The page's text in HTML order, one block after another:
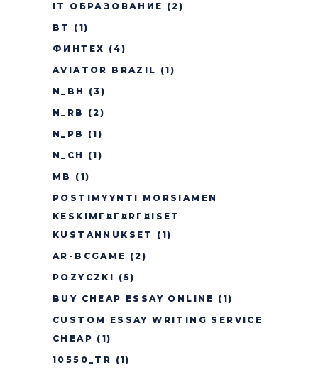
IT ОБРАЗОВАНИЕ (2)
BT
(1)
ФИНТЕХ (4)
AVIATOR BRAZIL (1)
N_BH
(3)
N_RB
(2)
N_PB
(1)
N_CH
(1)
MB
(1)
POSTIMYYNTI MORSIAMEN
KESKIMГ¤Г¤RГ¤ISET
KUSTANNUKSET
(1)
AR-BCGAME (2)
POZYCZKI (5)
BUY CHEAP ESSAY ONLINE (1)
CUSTOM ESSAY WRITING SERVICE
CHEAP (1)
10550_TR (1)